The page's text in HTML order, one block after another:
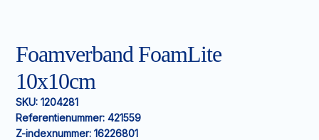
Foamverband FoamLite
10x10cm
SKU: 1204281
Referentienummer: 421559
Z-indexnummer: 16226801